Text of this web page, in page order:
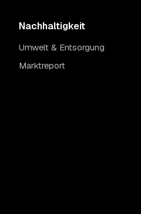
Nachhaltigkeit
Umwelt & Entsorgung
Marktreport